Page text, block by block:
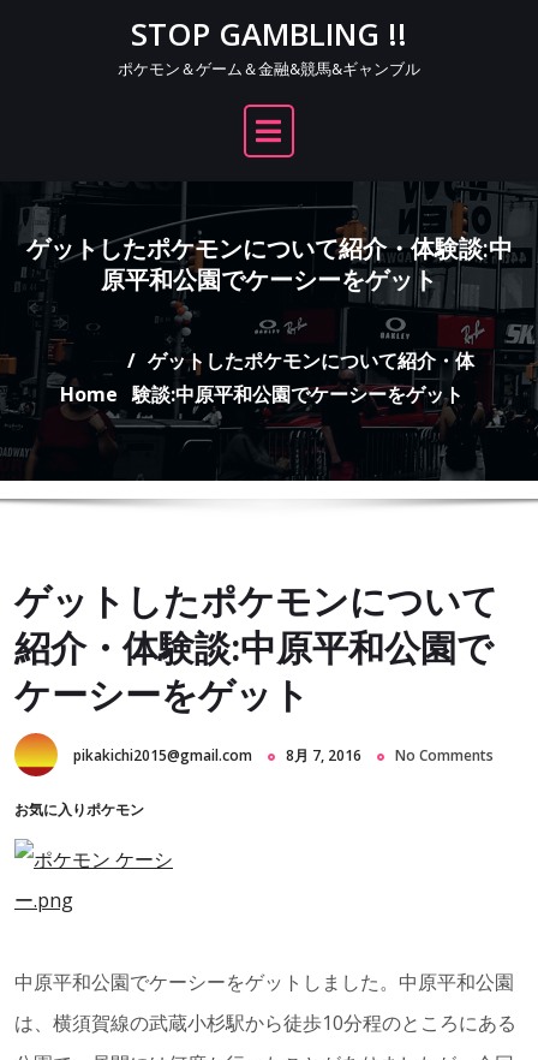
STOP GAMBLING !!
ポケモン＆ゲーム＆金融&競馬&ギャンブル
ゲットしたポケモンについて紹介・体験談:中
原平和公園でケーシーをゲット
Home
ゲットしたポケモンについて紹介・体
験談:中原平和公園でケーシーをゲット
ゲットしたポケモンについて
紹介・体験談:中原平和公園で
ケーシーをゲット
pikakichi2015@gmail.com 8月 7, 2016 No Comments
お気に入りポケモン
中原平和公園でケーシーをゲットしました。中原平和公園
は、横須賀線の武蔵小杉駅から徒歩10分程のところにある